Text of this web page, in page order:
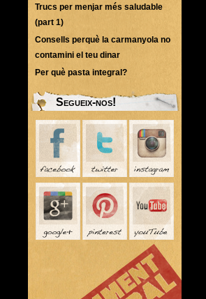
Trucs per menjar més saludable
(part 1)
Consells perquè la carmanyola no
contamini el teu dinar
Per què pasta integral?
Segueix-nos!